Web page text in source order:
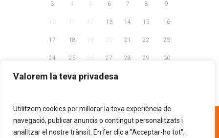
Valorem la teva privadesa
Utilitzem cookies per millorar la teva experiència de
navegació, publicar anuncis o contingut personalitzats i
analitzar el nostre trànsit. En fer clic a "Acceptar-ho tot",
3 4 5 6 7 8 9
10 12 13 14 15 16
17 18 19 20 21 22 23
24 25 26 27 28 29 30
93 268 81 30